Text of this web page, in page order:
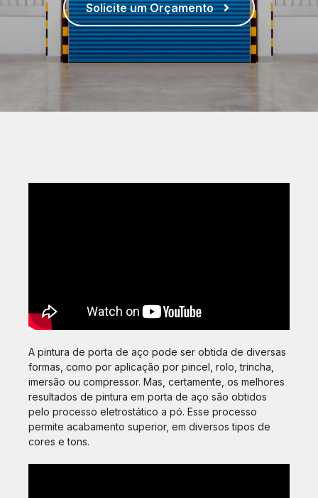
Solicite um Orçamento
A pintura de porta de aço pode ser obtida de diversas
formas, como por aplicação por pincel, rolo, trincha,
imersão ou compressor. Mas, certamente, os melhores
resultados de pintura em porta de aço são obtidos
pelo processo eletrostático a pó. Esse processo
permite acabamento superior, em diversos tipos de
cores e tons.